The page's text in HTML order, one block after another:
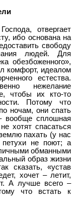
отвергает
ибо основана на
свободу
людей. Для
обезбоженного»,
комфорт, идеалом
естества.
нежелание
чтобы их кто-то
Потому что
ночам, они спать
вообще сплошная
хотят спасаться
пахать (у нас
не поют; а
обманными
образ жизни
сказать, «устав
хочет – летит,
А лучше всего –
что встать к